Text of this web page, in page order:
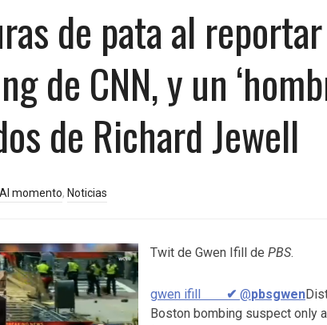
de pata al
de CNN, y un
de Richard Jewell
Al momento, Noticias
Twit de Gwen Ifill de PBS.
gwen ifill ✔ @pbsgwen
Boston bombing suspect only